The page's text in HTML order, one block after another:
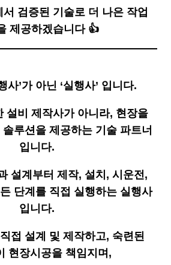
검증된 기술로 더 나은 작업
제공하겠습니다 👍
사’가 아닌 ‘실행사’ 입니다.
설비 제작사가 아니라, 현장을
루션을 제공하는 기술 파트너
입니다.
설계부터 제작, 설치, 시운전,
단계를 직접 실행하는 실행사
입니다.
접 설계 및 제작하고, 숙련된
현장시공을 책임지며,